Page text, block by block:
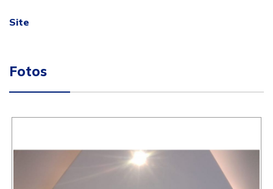
Site
Fotos